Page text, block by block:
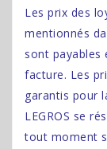
Les prix des
mentionnés
sont payables
facture. Les
garantis pour
LEGROS se
tout moment